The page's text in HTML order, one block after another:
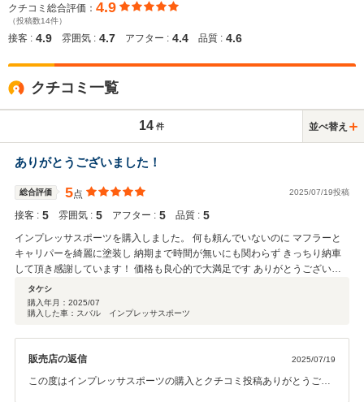
クチコミ総合評価： 4.9
（投稿数14件）
接客 : 4.9 雰囲気 : 4.7 アフター : 4.4 品質 : 4.6
クチコミ一覧
14 件 並べ替え
ありがとうございました！
総合評価 5点 2025/07/19投稿
接客 : 5 雰囲気 : 5 アフター : 5 品質 : 5
インプレッサスポーツを購入しました。 何も頼んでいないのに マフラーと
キャリパーを綺麗に塗装し 納期まで時間が無いにも関わらず きっちり納車
して頂き感謝しています！ 価格も良心的で大満足です ありがとうございま
した！
タケシ
購入年月： 2025/07
購入した車：スバル インプレッサスポーツ
販売店の返信 2025/07/19
この度はインプレッサスポーツの購入とクチコミ投稿ありがとうござ